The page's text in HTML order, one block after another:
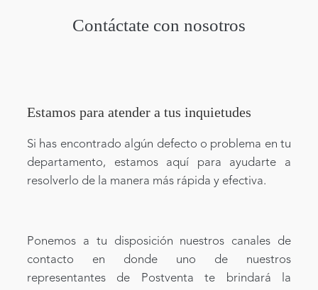
Contáctate con nosotros
Estamos para atender a tus inquietudes
Si has encontrado algún defecto o problema en tu
departamento, estamos aquí para ayudarte a
resolverlo de la manera más rápida y efectiva.
Ponemos a tu disposición nuestros canales de
contacto en donde uno de nuestros
representantes de Postventa te brindará la